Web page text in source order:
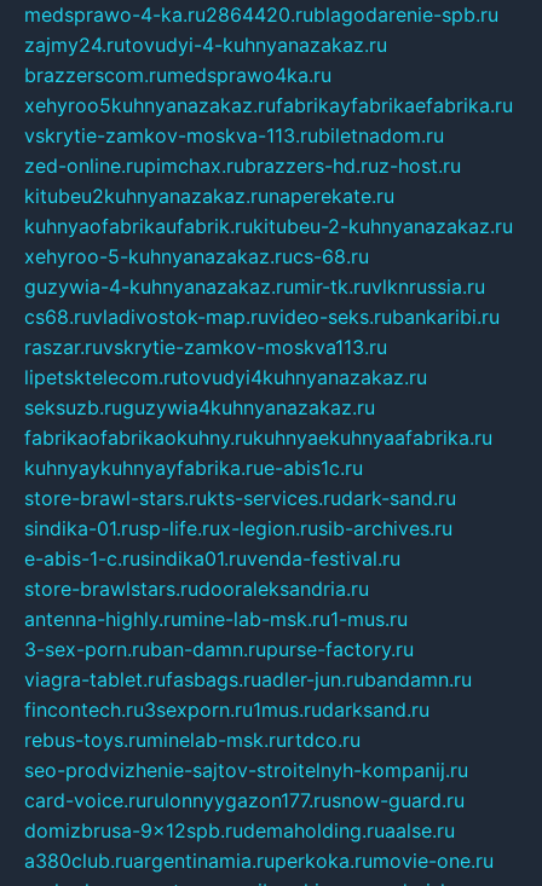
medsprawo-4-ka.ru2864420.rublagodarenie-spb.ru
zajmy24.rutovudyi-4-kuhnyanazakaz.ru
brazzerscom.rumedsprawo4ka.ru
xehyroo5kuhnyanazakaz.rufabrikayfabrikaefabrika.ru
vskrytie-zamkov-moskva-113.rubiletnadom.ru
zed-online.rupimchax.rubrazzers-hd.ruz-host.ru
kitubeu2kuhnyanazakaz.runaperekate.ru
kuhnyaofabrikaufabrik.rukitubeu-2-kuhnyanazakaz.ru
xehyroo-5-kuhnyanazakaz.rucs-68.ru
guzywia-4-kuhnyanazakaz.rumir-tk.ruvlknrussia.ru
cs68.ruvladivostok-map.ruvideo-seks.rubankaribi.ru
raszar.ruvskrytie-zamkov-moskva113.ru
lipetsktelecom.rutovudyi4kuhnyanazakaz.ru
seksuzb.ruguzywia4kuhnyanazakaz.ru
fabrikaofabrikaokuhny.rukuhnyaekuhnyaafabrika.ru
kuhnyaykuhnyayfabrika.rue-abis1c.ru
store-brawl-stars.rukts-services.rudark-sand.ru
sindika-01.rusp-life.rux-legion.rusib-archives.ru
e-abis-1-c.rusindika01.ruvenda-festival.ru
store-brawlstars.rudooraleksandria.ru
antenna-highly.rumine-lab-msk.ru1-mus.ru
3-sex-porn.ruban-damn.rupurse-factory.ru
viagra-tablet.rufasbags.ruadler-jun.rubandamn.ru
fincontech.ru3sexporn.ru1mus.rudarksand.ru
rebus-toys.ruminelab-msk.rurtdco.ru
seo-prodvizhenie-sajtov-stroitelnyh-kompanij.ru
card-voice.rurulonnyygazon177.rusnow-guard.ru
domizbrusa-9x12spb.rudemaholding.ruaalse.ru
a380club.ruargentinamia.ruperkoka.rumovie-one.ru